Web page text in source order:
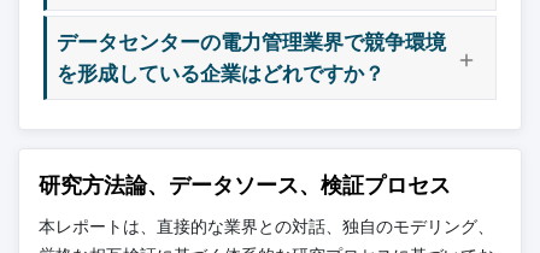
データセンターの電力管理業界で競争環境
を形成している企業はどれですか？
研究方法論、データソース、検証プロセス
本レポートは、直接的な業界との対話、独自のモデリング、